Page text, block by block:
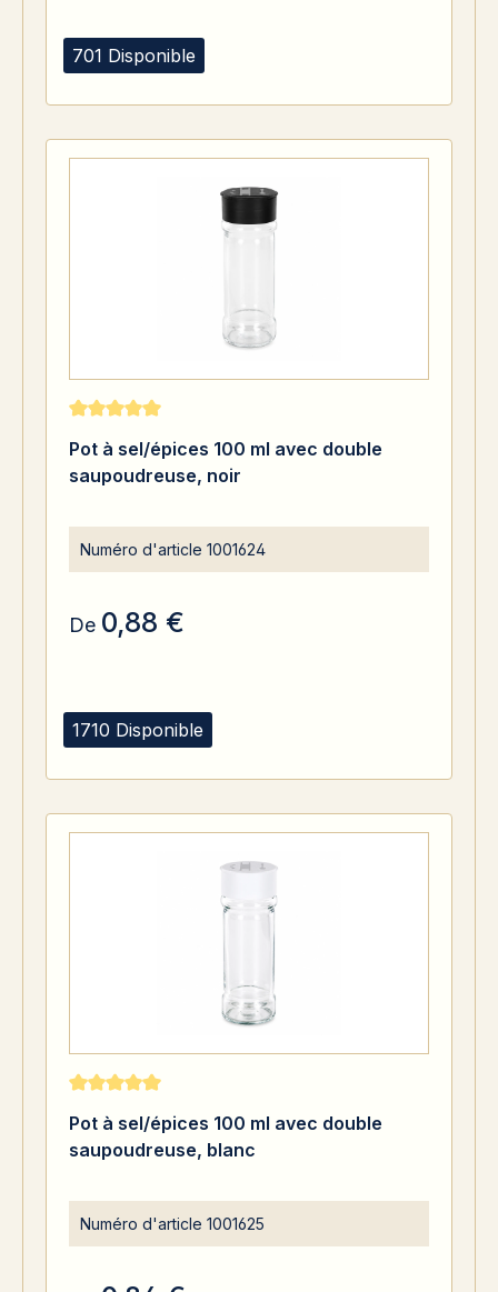
701 Disponible
1710 Disponible
Note moyenne de 5 sur 5 étoiles
Pot à sel/épices 100 ml avec double
saupoudreuse, noir
Numéro d'article 1001624
De 0,88 €
Note moyenne de 5 sur 5 étoiles
Pot à sel/épices 100 ml avec double
saupoudreuse, blanc
Numéro d'article 1001625